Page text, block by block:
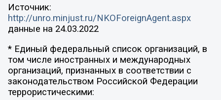
Источник:
http://unro.minjust.ru/NKOForeignAgent.aspx
данные на 24.03.2022
* Единый федеральный список организаций, в
том числе иностранных и международных
организаций, признанных в соответствии с
законодательством Российской Федерации
террористическими: